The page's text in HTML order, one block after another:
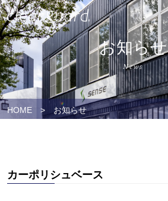
お知らせ
News
HOME > お知らせ
カーポリシュベース